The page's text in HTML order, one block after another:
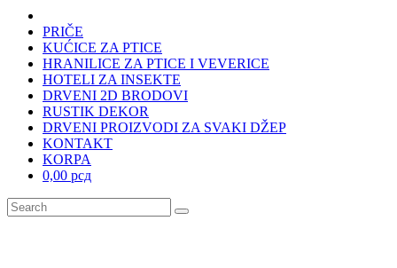
PRIČE
KUĆICE ZA PTICE
HRANILICE ZA PTICE I VEVERICE
HOTELI ZA INSEKTE
DRVENI 2D BRODOVI
RUSTIK DEKOR
DRVENI PROIZVODI ZA SVAKI DŽEP
KONTAKT
KORPA
0,00 рсд